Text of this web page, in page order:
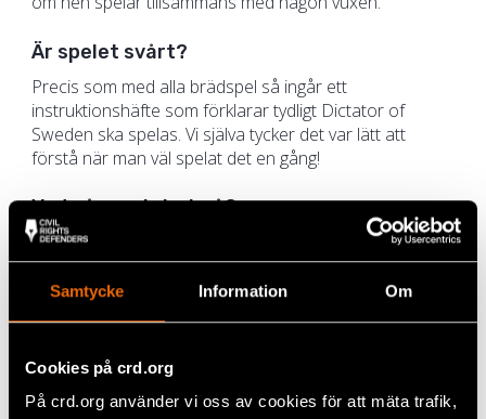
Samtycke Information Om
Cookies på crd.org
På crd.org använder vi oss av cookies för att mäta trafik,
Är spelet svårt?
Precis som med alla brädspel så ingår ett
instruktionshäfte som förklarar tydligt Dictator of
Sweden ska spelas. Vi själva tycker det var lätt att
förstå när man väl spelat det en gång!
Vad går spelet ut på?
Dictator of Sweden handlar om hur någon kan bli
Sveriges första diktator genom att steg för steg
montera ner de grundläggande fri- och rättigheter som
gradvis och inte över en natt. Det finns många exempel
på hur detta gått till i tidigare demokratier runt om i
världen. Men Dictator of Sweden handlar också om